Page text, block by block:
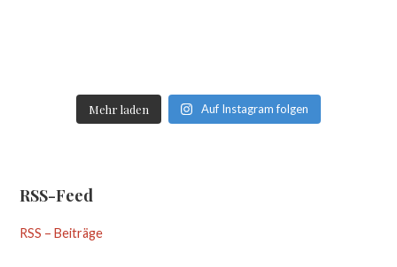
Mehr laden Auf Instagram folgen
RSS-Feed
RSS – Beiträge